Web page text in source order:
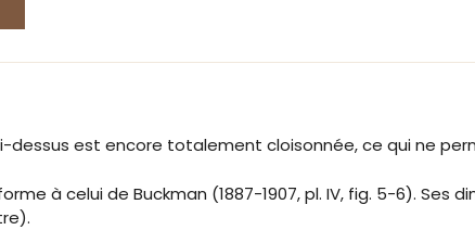
dessus est encore totalement cloisonnée, ce qui ne
à celui de Buckman (1887-1907, pl. IV, fig. 5-6).